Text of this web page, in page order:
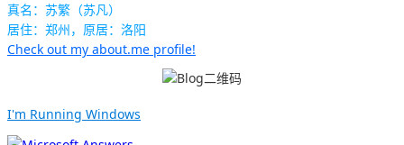
真名：苏繁（苏凡）
居住：郑州，原居：洛阳
Check out my about.me profile!
I'm Running Windows